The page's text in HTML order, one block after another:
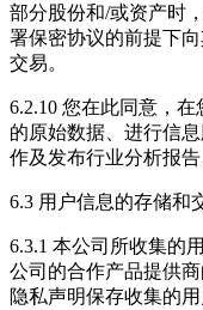
部分股份和/或资产时
署保密协议的前提下
交易。
6.2.10 您在此同意，
的原始数据、进行信
作及发布行业分析报
6.3 用户信息的存储和
6.3.1 本公司所收集的
公司的合作产品提供
隐私声明保存收集的